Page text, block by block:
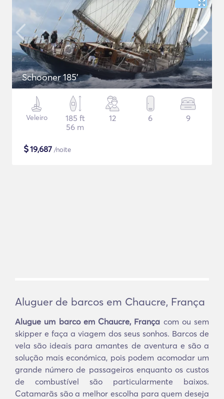
Schooner 185'
Veleiro
185 ft
56 m
12 6 9
$19,687 /noite
Aluguer de barcos em Chaucre, França
Alugue um barco em Chaucre, França com ou sem
skipper e faça a viagem dos seus sonhos. Barcos de
vela são ideais para amantes de aventura e são a
solução mais económica, pois podem acomodar um
grande número de passageiros enquanto os custos
de combustível são particularmente baixos.
Catamarãs são a melhor escolha para quem deseja